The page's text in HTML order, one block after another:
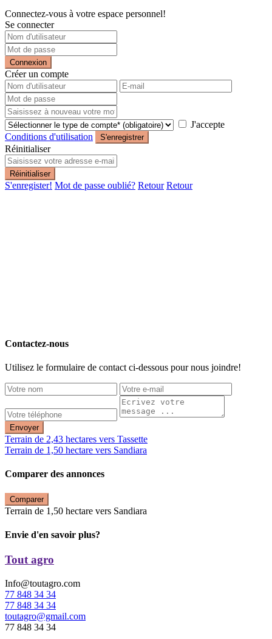
Connectez-vous à votre espace personnel!
Se connecter
Connexion
Créer un compte
J'accepte
Conditions d'utilisation
S'enregistrer
Réinitialiser
Réinitialiser
S'enregister! Mot de passe oublié? Retour Retour
Contactez-nous
Utilisez le formulaire de contact ci-dessous pour nous joindre!
Envoyer
Terrain de 2,43 hectares vers Tassette
Terrain de 1,50 hectare vers Sandiara
Comparer des annonces
Comparer
Terrain de 1,50 hectare vers Sandiara
Envie d'en savoir plus?
Tout agro
Info@toutagro.com
77 848 34 34
77 848 34 34
toutagro@gmail.com
77 848 34 34